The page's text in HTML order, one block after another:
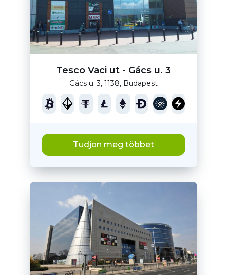
Tesco Vaci ut - Gács u. 3
Gács u. 3, 1138, Budapest
Tudjon meg többet